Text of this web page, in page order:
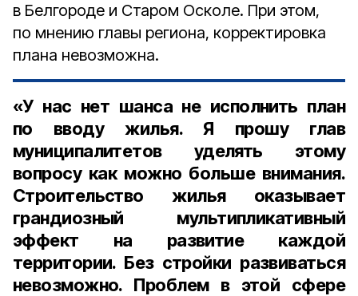
в Белгороде и Старом Осколе. При этом,
по мнению главы региона, корректировка
плана невозможна.
«У нас нет шанса не исполнить план
по вводу жилья. Я прошу глав
муниципалитетов уделять этому
вопросу как можно больше внимания.
Строительство жилья оказывает
грандиозный мультипликативный
эффект на развитие каждой
территории. Без стройки развиваться
невозможно. Проблем в этой сфере